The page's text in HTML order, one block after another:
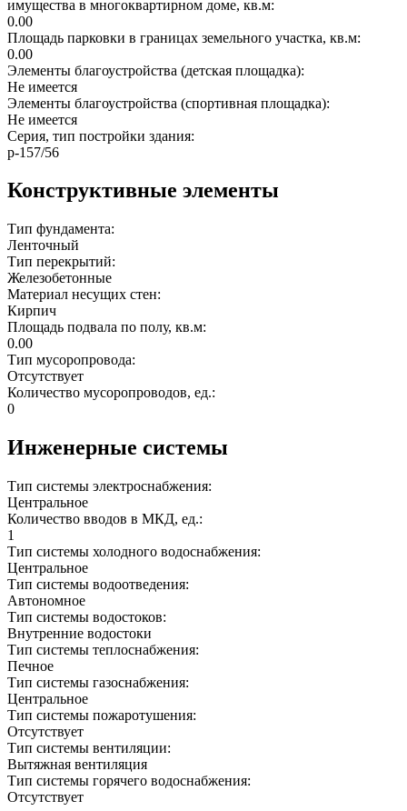
имущества в многоквартирном доме, кв.м:
0.00
Площадь парковки в границах земельного участка, кв.м:
0.00
Элементы благоустройства (детская площадка):
Не имеется
Элементы благоустройства (спортивная площадка):
Не имеется
Серия, тип постройки здания:
p-157/56
Конструктивные элементы
Тип фундамента:
Ленточный
Тип перекрытий:
Железобетонные
Материал несущих стен:
Кирпич
Площадь подвала по полу, кв.м:
0.00
Тип мусоропровода:
Отсутствует
Количество мусоропроводов, ед.:
0
Инженерные системы
Тип системы электроснабжения:
Центральное
Количество вводов в МКД, ед.:
1
Тип системы холодного водоснабжения:
Центральное
Тип системы водоотведения:
Автономное
Тип системы водостоков:
Внутренние водостоки
Тип системы теплоснабжения:
Печное
Тип системы газоснабжения:
Центральное
Тип системы пожаротушения:
Отсутствует
Тип системы вентиляции:
Вытяжная вентиляция
Тип системы горячего водоснабжения:
Отсутствует